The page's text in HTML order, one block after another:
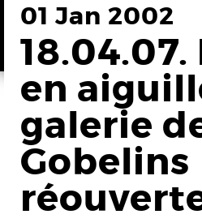
01 Jan 2002
18.04.07.
en
galerie
Gobelins